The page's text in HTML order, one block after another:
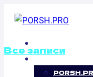
Все записи